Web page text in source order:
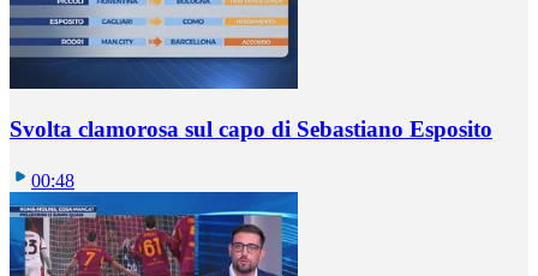
Svolta clamorosa sul capo di Sebastiano Esposito
00:48